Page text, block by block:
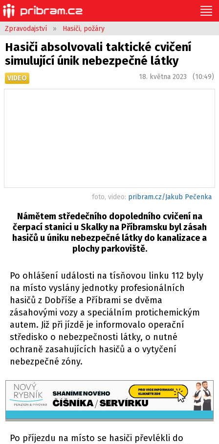
Zpravodajství » Hasiči, požáry
Hasiči absolvovali taktické cvičení
simulující únik nebezpečné látky
VIDEO 18. května 2023 (10:49)
foto, video: pribram.cz/Jakub Pečenka
Námětem středečního dopoledního cvičení na
čerpací stanici u Skalky na Příbramsku byl zásah
hasičů u úniku nebezpečné látky do kanalizace a
plochy parkoviště.
Po ohlášení události na tísňovou linku 112 byly
na místo vyslány jednotky profesionálních
hasičů z Dobříše a Příbrami se dvěma
zásahovými vozy a speciálním protichemickým
autem. Již při jízdě je informovalo operační
středisko o nebezpečnosti látky, o nutné
ochraně zasahujících hasičů a o vytyčení
nebezpečné zóny.
Po příjezdu na místo se hasiči převlékli do